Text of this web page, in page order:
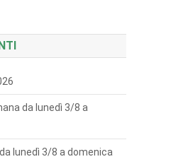
da lunedì 3/8 a
lunedì 3/8 a domenica